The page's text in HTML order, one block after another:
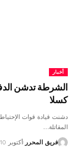
أخبار
الشرطة تدشن
كسلا
دشنت قيادة قوات
المقاتلة…
فريق المحرر أكتوبر 10, 2024